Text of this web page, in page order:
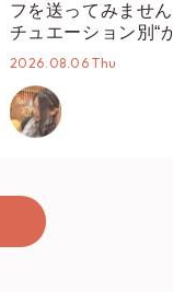
フを送ってみませ
チュエーション別“
オススメ【ショッ
2026.08.06 Thu